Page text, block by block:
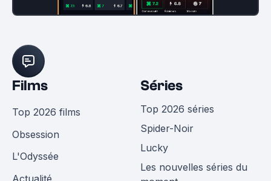
Films
Top 2026 films
Obsession
L'Odyssée
Séries
Top 2026 séries
Spider-Noir
Lucky
Les nouvelles séries du